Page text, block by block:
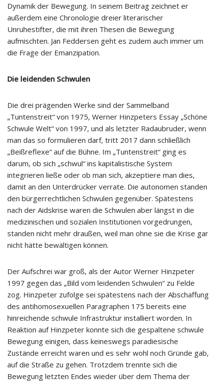
Dynamik der Bewegung. In seinem Beitrag zeichnet er
außerdem eine Chronologie dreier literarischer
Unruhestifter, die mit ihren Thesen die Bewegung
aufmischten. Jan Feddersen geht es zudem auch immer um
die Frage der Emanzipation.
Die leidenden Schwulen
Die drei prägenden Werke sind der Sammelband
„Tuntenstreit“ von 1975, Werner Hinzpeters Essay „Schöne
Schwule Welt“ von 1997, und als letzter Radaubruder, wenn
man das so formulieren darf, tritt 2017 dann schließlich
„Beißreflexe“ auf die Bühne. Im „Tuntenstreit“ ging es
darum, ob sich „schwul“ ins kapitalistische System
integrieren ließe oder ob man sich, akzeptiere man dies,
damit an den Unterdrücker verrate. Die autonomen standen
den bürgerrechtlichen Schwulen gegenüber. Spätestens
nach der Aidskrise waren die Schwulen aber längst in die
medizinischen und sozialen Institutionen vorgedrungen,
standen nicht mehr draußen, weil man ohne sie die Krise gar
nicht hätte bewältigen können.
Der Aufschrei war groß, als der Autor Werner Hinzpeter
1997 gegen das „Bild vom leidenden Schwulen“ zu Felde
zog. Hinzpeter zufolge sei spätestens nach der Abschaffung
des antihomosexuellen Paragraphen 175 bereits eine
hinreichende schwule Infrastruktur installiert worden. In
Reaktion auf Hinzpeter konnte sich die gespaltene schwule
Bewegung einigen, dass keineswegs paradiesische
Zustände erreicht waren und es sehr wohl noch Gründe gab,
auf die Straße zu gehen. Trotzdem trennte sich die
Bewegung letzten Endes wieder über dem Thema der